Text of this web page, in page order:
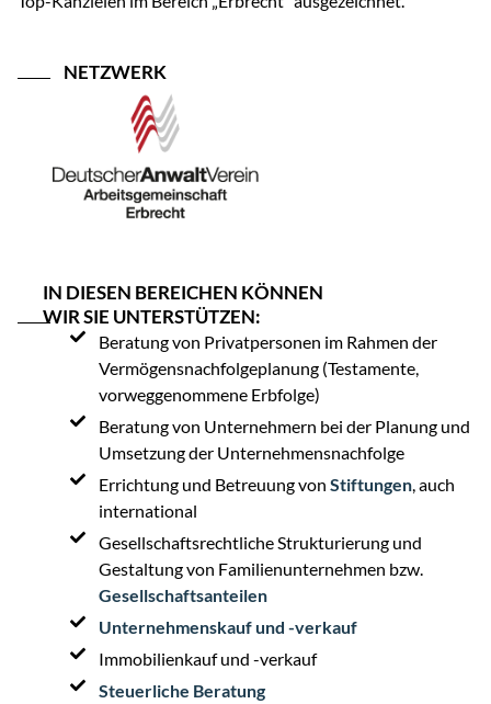
NETZWERK
IN DIESEN BEREICHEN KÖNNEN
WIR SIE UNTERSTÜTZEN:
Beratung von Privatpersonen im Rahmen der
Vermögensnachfolgeplanung (Testamente,
vorweggenommene Erbfolge)
Beratung von Unternehmern bei der Planung und
Umsetzung der Unternehmensnachfolge
Errichtung und Betreuung von Stiftungen, auch
international
Gesellschaftsrechtliche Strukturierung und
Gestaltung von Familienunternehmen bzw.
Gesellschaftsanteilen
Unternehmenskauf und -verkauf
Immobilienkauf und -verkauf
Steuerliche Beratung